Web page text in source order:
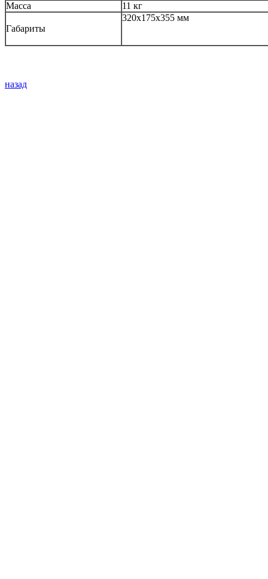
Масса
11 кг
Габариты
320х175х355 мм
назад